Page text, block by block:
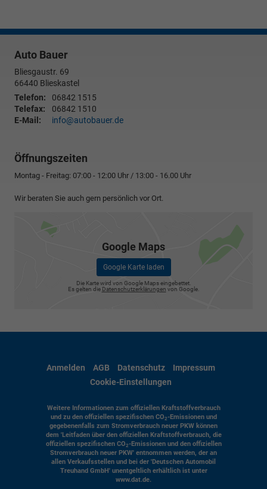
Auto Bauer
Bliesgaustr. 69
66440 Blieskastel
Telefon:
06842 1515
Telefax:
06842 1510
E-Mail:
info@autobauer.de
Öffnungszeiten
Montag - Freitag: 07:00 - 12:00 Uhr / 13:00 - 16.00 Uhr
Wir beraten Sie auch gern persönlich vor Ort.
Google Maps
Google Karte laden
Die Karte wird von Google Maps eingebettet.
Es gelten die Datenschutzerklärungen von Google.
Anmelden AGB Datenschutz
Impressum
Cookie-Einstellungen
Weitere Informationen zum offiziellen Kraftstoffverbrauch
und zu den offiziellen spezifischen CO2-Emissionen und
gegebenenfalls zum Stromverbrauch neuer PKW können
dem 'Leitfaden über den offiziellen Kraftstoffverbrauch, die
offiziellen spezifischen CO2-Emissionen und den offiziellen
Stromverbrauch neuer PKW' entnommen werden, der an
allen Verkaufsstellen und bei der 'Deutschen Automobil
Treuhand GmbH' unentgeltlich erhältlich ist unter
www.dat.de.